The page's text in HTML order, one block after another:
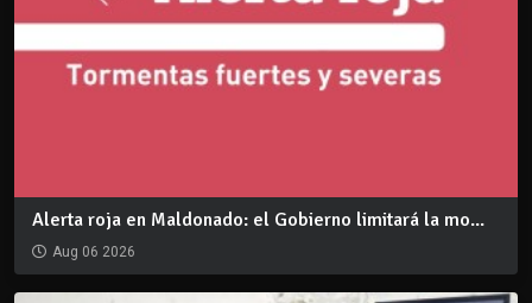
Alerta roja en Maldonado: el Gobierno limitará la mo...
Aug 06 2026